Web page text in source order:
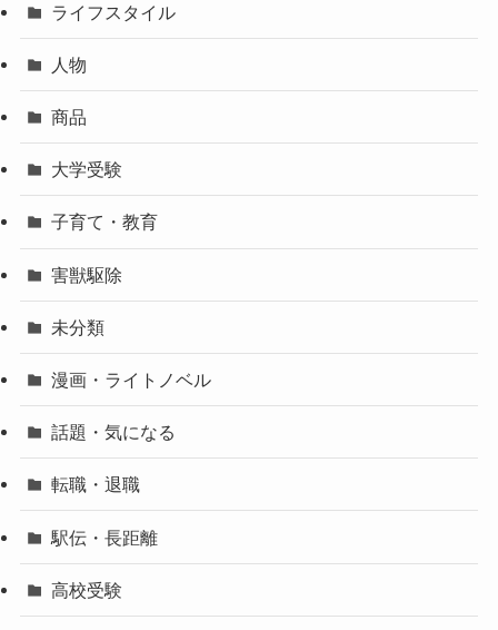
ライフスタイル
人物
商品
大学受験
子育て・教育
害獣駆除
未分類
漫画・ライトノベル
話題・気になる
転職・退職
駅伝・長距離
高校受験